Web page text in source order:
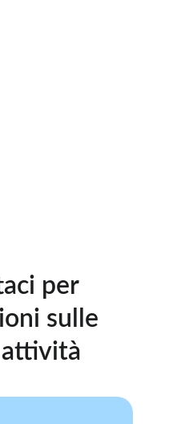
per
sulle